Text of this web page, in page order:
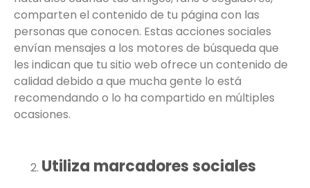
comparten el contenido de tu página con las
personas que conocen. Estas acciones sociales
envían mensajes a los motores de búsqueda que
les indican que tu sitio web ofrece un contenido de
calidad debido a que mucha gente lo está
recomendando o lo ha compartido en múltiples
ocasiones.
Utiliza marcadores sociales